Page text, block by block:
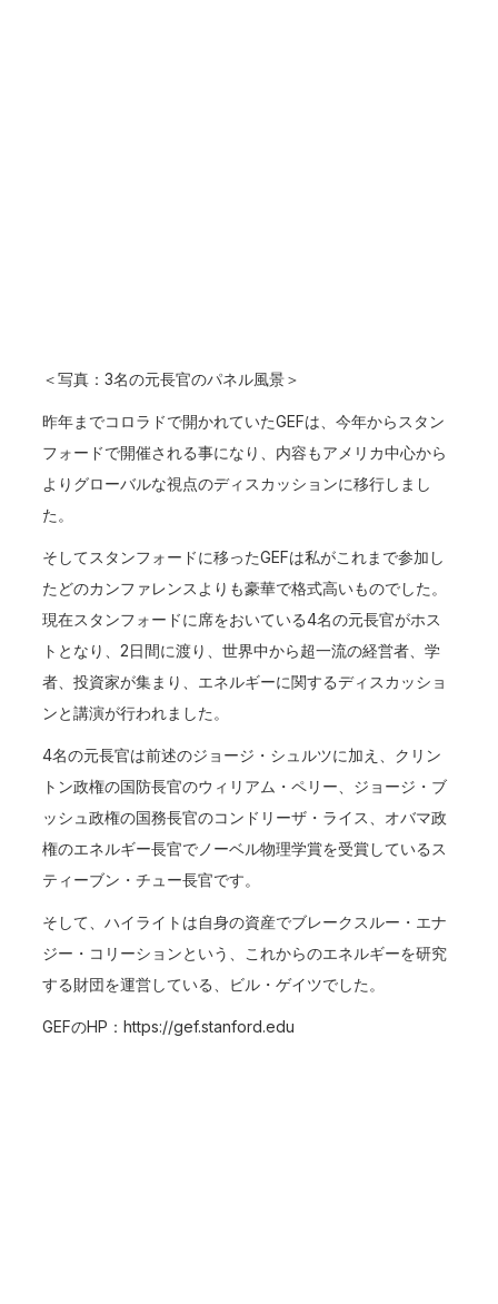
＜写真：3名の元長官のパネル風景＞
昨年までコロラドで開かれていたGEFは、今年からスタン
フォードで開催される事になり、内容もアメリカ中心から
よりグローバルな視点のディスカッションに移行しまし
た。
そしてスタンフォードに移ったGEFは私がこれまで参加し
たどのカンファレンスよりも豪華で格式高いものでした。
現在スタンフォードに席をおいている4名の元長官がホス
トとなり、2日間に渡り、世界中から超一流の経営者、学
者、投資家が集まり、エネルギーに関するディスカッショ
ンと講演が行われました。
4名の元長官は前述のジョージ・シュルツに加え、クリン
トン政権の国防長官のウィリアム・ペリー、ジョージ・ブ
ッシュ政権の国務長官のコンドリーザ・ライス、オバマ政
権のエネルギー長官でノーベル物理学賞を受賞しているス
ティーブン・チュー長官です。
そして、ハイライトは自身の資産でブレークスルー・エナ
ジー・コリーションという、これからのエネルギーを研究
する財団を運営している、ビル・ゲイツでした。
GEFのHP：https://gef.stanford.edu